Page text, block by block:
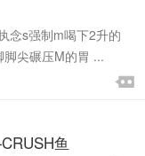
念s强制m喝下2升的
尖碾压M的胃 ...


鱼